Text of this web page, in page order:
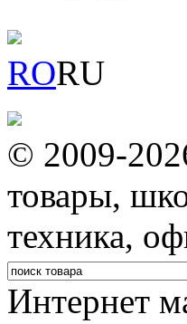
RORU
© 2009-
товары,
техника,
Интернет